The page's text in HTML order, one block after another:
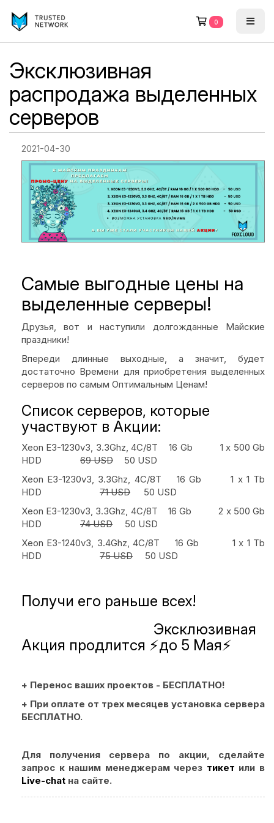
0
Эксклюзивная
распродажа выделенных
серверов
2021-04-30
Самые выгодные цены на
выделенные серверы!
Друзья, вот и наступили долгожданные Майские
праздники!
Впереди длинные выходные, а значит, будет
достаточно Времени для приобретения выделенных
серверов по самым Оптимальным Ценам!
Список серверов, которые
участвуют в Акции:
Xeon E3-1230v3, 3.3Ghz, 4C/8T 16 Gb
1 x 500 Gb
HDD
69 USD
50 USD
Xeon E3-1230v3, 3.3Ghz, 4C/8T 16 Gb
1 x 1 Tb
HDD
71 USD
50 USD
Xeon E3-1230v3, 3.3Ghz, 4C/8T 16 Gb
2 x 500 Gb
HDD
74 USD 50 USD
Xeon E3-1240v3, 3.4Ghz, 4C/8T
16 Gb
1 x 1 Tb
HDD
75 USD 50 USD
Получи его раньше всех!
Эксклюзивная
Акция продлится ⚡️до 5 Мая⚡️
+ Перенос ваших проектов - БЕСПЛАТНО!
+ При оплате от трех месяцев установка сервера
БЕСПЛАТНО.
Для получения сервера по акции, сделайте
запрос к нашим менеджерам через тикет или в
Live-chat на сайте.